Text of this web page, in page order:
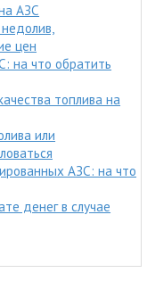
АЗС
цен
на что обратить
топлива на
или
АЗС: на что
денег в случае